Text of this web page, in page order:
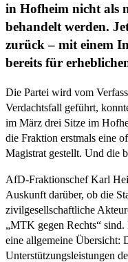
in Hofheim nicht als
behandelt werden.
zurück – mit einem
bereits für
Die Partei wird vom
Verdachtsfall geführt,
im März drei Sitze im
die Fraktion erstmals eine
Magistrat gestellt. Und die
AfD-Fraktionschef Karl
Auskunft darüber, ob die
zivilgesellschaftliche
„MTK gegen Rechts“
eine allgemeine Übersicht:
Unterstützungsleistungen